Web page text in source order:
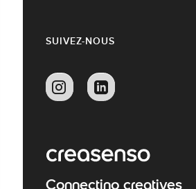
SUIVEZ-NOUS